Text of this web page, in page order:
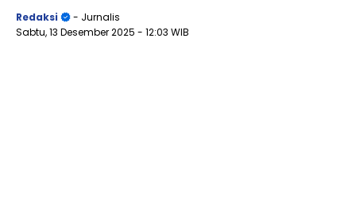
Redaksi
- Jurnalis
Sabtu, 13 Desember 2025 - 12:03 WIB